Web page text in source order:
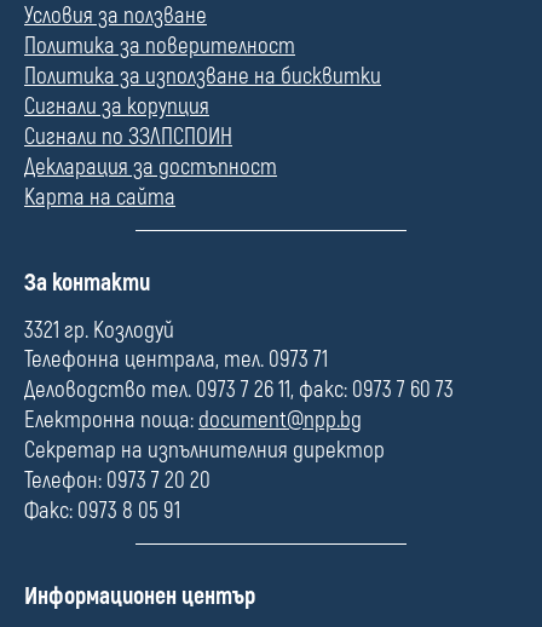
Условия за ползване
Политика за поверителност
Политика за използване на бисквитки
Сигнали за корупция
Сигнали по ЗЗЛПСПОИН
Декларация за достъпност
Карта на сайта
П
л
е
За контакти
3321 гр. Козлодуй
Телефонна централа, тел. 0973 71
Деловодство тел. 0973 7 26 11, факс: 0973 7 60 73
Електронна поща: document@npp.bg
Секретар на изпълнителния директор
Телефон: 0973 7 20 20
Факс: 0973 8 05 91
П
Информационен център